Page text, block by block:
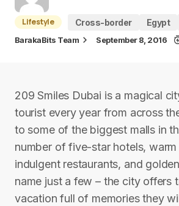
Lifestyle Cross-border Egypt
BarakaBits Team September 8, 2016
209 Smiles Dubai is a magical
tourist every year from across
to some of the biggest malls in
number of five-star hotels, warm
indulgent restaurants, and
name just a few – the city offers
vacation full of memories they